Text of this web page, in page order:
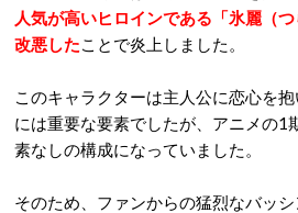
人気が高いヒロインである「氷麗（
改悪したことで炎上しました。
このキャラクターは主人公に恋心を
には重要な要素でしたが、アニメの1
素なしの構成になっていました。
そのため、ファンからの猛烈なバッ